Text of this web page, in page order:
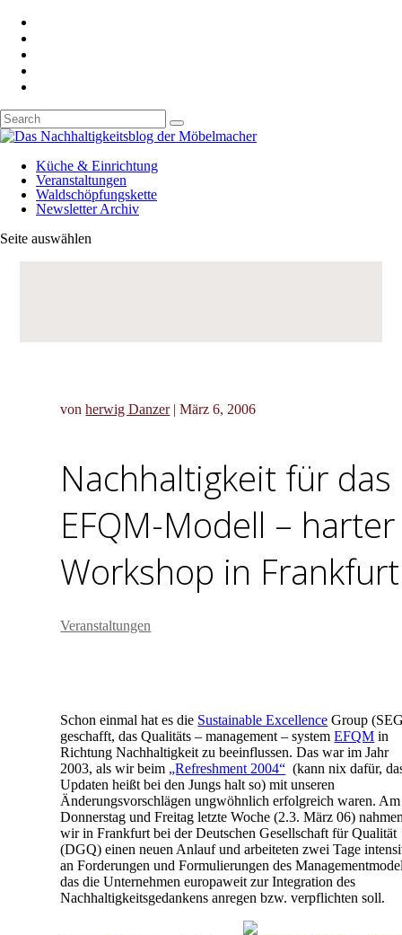
Küche & Einrichtung
Veranstaltungen
Waldschöpfungskette
Newsletter Archiv
Seite auswählen
vonherwig Danzer|März 6, 2006
Nachhaltigkeit für das
EFQM-Modell – harter
Workshop in Frankfurt
Veranstaltungen
Schon einmal hat es die Sustainable Excellence Group
geschafft, das Qualitäts – management – systemEFQM in
Richtung Nachhaltigkeit zu beeinflussen. Das war im Jahr
2003, als wir beim „Refreshment 2004“ (kann nix dafür,
Updaten heißt bei den Jungs halt so) mit unseren
Änderungsvorschlägen ungwöhnlich erfolgreich waren. Am
Donnerstag und Freitag letzte Woche (2.3. März 06)
wir in Frankfurt bei der Deutschen Gesellschaft für Qualität
(DGQ) einen neuen Anlauf und arbeiteten zwei Tage
an Forderungen und Formulierungen des
das die Unternehmen europaweit zur Integration des
Nachhaltigkeitsgedankens anregen bzw. verpflichten soll.